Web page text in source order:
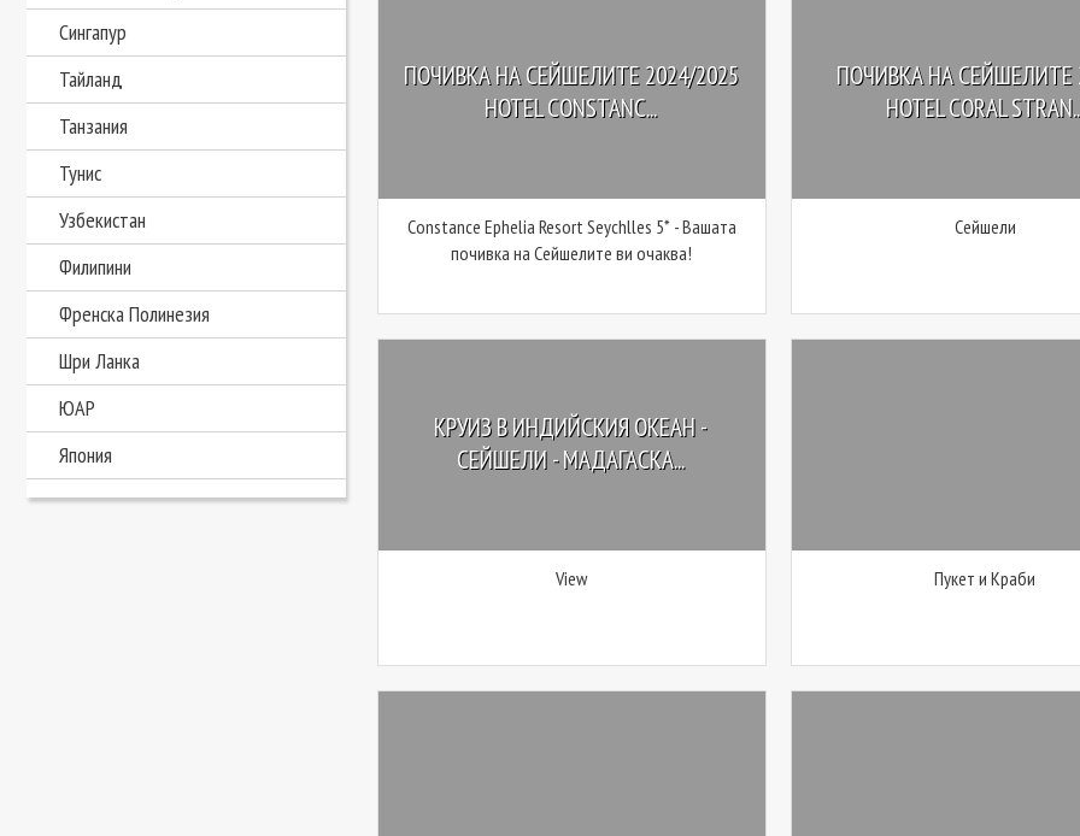
Сингапур
Тайланд
Танзания
Тунис
Узбекистан
Филипини
Френска Полинезия
Шри Ланка
ЮАР
Япония
ПОЧИВКА НА СЕЙШЕЛИТЕ 2024/2025
HOTEL CONSTANC...
Constance Ephelia Resort Seychlles 5* - Вашата
почивка на Сейшелите ви очаква!
ПОЧИВКА НА СЕЙШЕЛИТЕ
HOTEL CORAL
Сейшели
КРУИЗ В ИНДИЙСКИЯ ОКЕАН -
СЕЙШЕЛИ - МАДАГАСКА...
View Пукет и Краби